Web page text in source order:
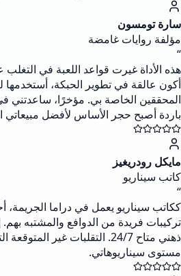
سارة تومسون
مؤلفة روايات غامضة
“
هذه الأداة غيرت قواعد اللعبة في التغلب
أكون عالقة في تطوير الحبكة، أستخدمها
المحققين الخاصة بي. مؤخرًا، ساعدتني
باردة أصبح حجر الأساس لأفضل مبيعاتي
مايكل رودريغيز
كاتب سيناريو
“
ككاتب سيناريو يعمل في دراما الجريمة،
تركيبات فريدة من الدوافع والمشتبه
ذهني متاح 24/7. التقلبات غير
مستوى سيناريوهاتي.